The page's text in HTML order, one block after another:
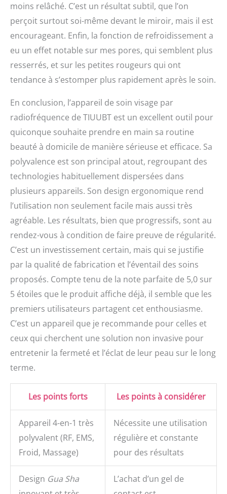
moins relâché. C’est un résultat subtil, que l’on
perçoit surtout soi-même devant le miroir, mais il est
encourageant. Enfin, la fonction de refroidissement a
eu un effet notable sur mes pores, qui semblent plus
resserrés, et sur les petites rougeurs qui ont
tendance à s’estomper plus rapidement après le soin.
En conclusion, l’appareil de soin visage par
radiofréquence de TIUUBT est un excellent outil pour
quiconque souhaite prendre en main sa routine
beauté à domicile de manière sérieuse et efficace. Sa
polyvalence est son principal atout, regroupant des
technologies habituellement dispersées dans
plusieurs appareils. Son design ergonomique rend
l’utilisation non seulement facile mais aussi très
agréable. Les résultats, bien que progressifs, sont au
rendez-vous à condition de faire preuve de régularité.
C’est un investissement certain, mais qui se justifie
par la qualité de fabrication et l’éventail des soins
proposés. Compte tenu de la note parfaite de 5,0 sur
5 étoiles que le produit affiche déjà, il semble que les
premiers utilisateurs partagent cet enthousiasme.
C’est un appareil que je recommande pour celles et
ceux qui cherchent une solution non invasive pour
entretenir la fermeté et l’éclat de leur peau sur le long
terme.
Les points forts Les points à considérer
Appareil 4-en-1 très
polyvalent (RF, EMS,
Froid, Massage)
Nécessite une utilisation
régulière et constante
pour des résultats
Design Gua Sha
L’achat d’un gel de